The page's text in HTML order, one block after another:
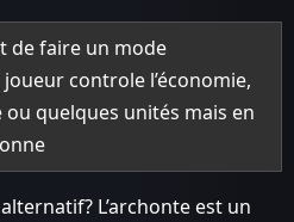
de faire un mode
controle l’économie,
ou quelques unités mais en
L’archonte est un